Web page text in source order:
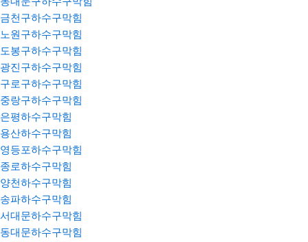
금천구하수구막힘
노원구하수구막힘
도봉구하수구막힘
광진구하수구막힘
구로구하수구막힘
중랑구하수구막힘
은평하수구막힘
용산하수구막힘
영등포하수구막힘
종로하수구막힘
양천하수구막힘
송파하수구막힘
서대문하수구막힘
동대문하수구막힘